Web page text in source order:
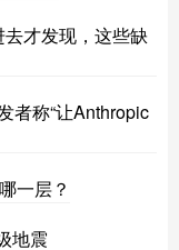
才发现，这些缺
者称“让Anthropic
一层？
地震